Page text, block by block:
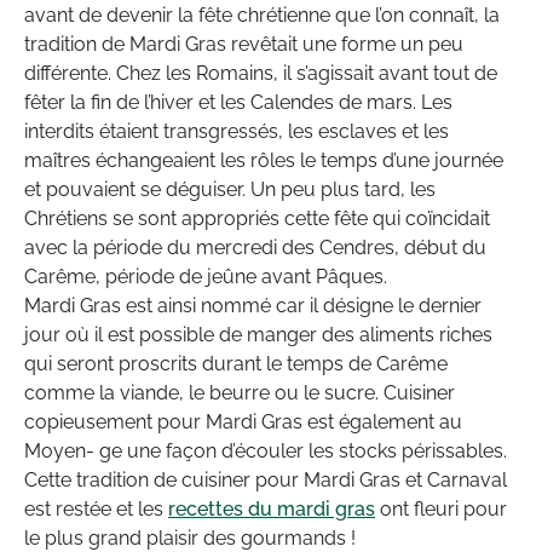
avant de devenir la fête chrétienne que l’on connaît, la
tradition de Mardi Gras revêtait une forme un peu
différente. Chez les Romains, il s’agissait avant tout de
fêter la fin de l’hiver et les Calendes de mars. Les
interdits étaient transgressés, les esclaves et les
maîtres échangeaient les rôles le temps d’une journée
et pouvaient se déguiser. Un peu plus tard, les
Chrétiens se sont appropriés cette fête qui coïncidait
avec la période du mercredi des Cendres, début du
Carême, période de jeûne avant Pâques.
Mardi Gras est ainsi nommé car il désigne le dernier
jour où il est possible de manger des aliments riches
qui seront proscrits durant le temps de Carême
comme la viande, le beurre ou le sucre. Cuisiner
copieusement pour Mardi Gras est également au
Moyen- ge une façon d’écouler les stocks périssables.
Cette tradition de cuisiner pour Mardi Gras et Carnaval
est restée et les recettes du mardi gras ont fleuri pour
le plus grand plaisir des gourmands !